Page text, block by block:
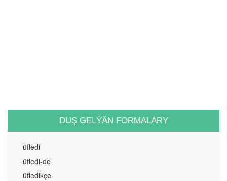
DUŞ GELÝÄN FORMALARY
üfledi
üfledi-de
üfledikçe